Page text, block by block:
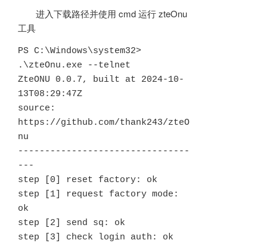
进入下载路径并使用 cmd 运行 zteOnu
工具
PS C:\Windows\system32>
.\zteOnu.exe --telnet
ZteONU 0.0.7, built at 2024-10-
13T08:29:47Z
source:
https://github.com/thank243/zteO
nu
--------------------------------
---
step [0] reset factory: ok
step [1] request factory mode:
ok
step [2] send sq: ok
step [3] check login auth: ok